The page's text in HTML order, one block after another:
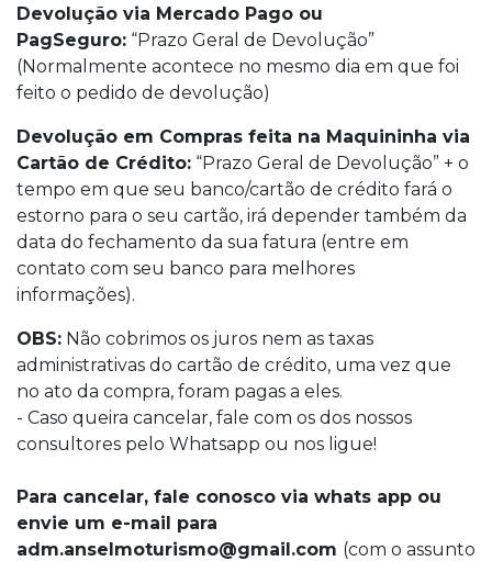
Devolução via Mercado Pago ou
PagSeguro: “Prazo Geral de Devolução”
(Normalmente acontece no mesmo dia em que foi
feito o pedido de devolução)
Devolução em Compras feita na Maquininha via
Cartão de Crédito: “Prazo Geral de Devolução” + o
tempo em que seu banco/cartão de crédito fará o
estorno para o seu cartão, irá depender também da
data do fechamento da sua fatura (entre em
contato com seu banco para melhores
informações).
OBS: Não cobrimos os juros nem as taxas
administrativas do cartão de crédito, uma vez que
no ato da compra, foram pagas a eles.
- Caso queira cancelar, fale com os dos nossos
consultores pelo Whatsapp ou nos ligue!
Para cancelar, fale conosco via whats app ou
envie um e-mail para
adm.anselmoturismo@gmail.com (com o assunto